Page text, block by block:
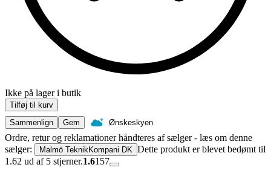
Ikke på lager i butik
Tilføj til kurv
Sammenlign
Gem Ønskeskyen
Ordre, retur og reklamationer håndteres af sælger - læs om denne
sælger:
Malmö TeknikKompani DK Dette produkt er blevet bedømt til
1.62 ud af 5 stjerner.1.6157